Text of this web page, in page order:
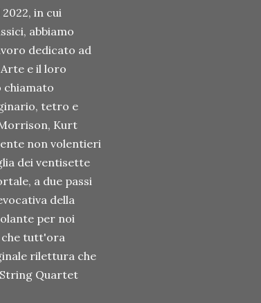
in cui
abbiamo
dedicato ad
e il loro
chiamato
tetro e
Kurt
non volentieri
dei ventisette
a due passi
della
per noi
che tutt'ora
rilettura che
Quartet